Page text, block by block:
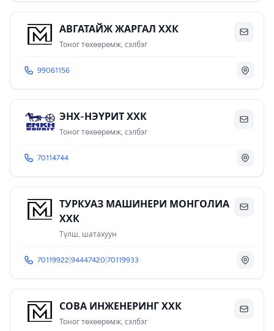
АВГАТАЙЖ ЖАРГАЛ ХХК
Тоног төхөөрөмж, сэлбэг
99061156
ЭНХ-НЭҮРИТ ХХК
Тоног төхөөрөмж, сэлбэг
70114744
ТУРКУАЗ МАШИНЕРИ МОНГОЛИА
ХХК
Түлш, шатахуун
70119922 94447420 70119933
СОВА ИНЖЕНЕРИНГ ХХК
Тоног төхөөрөмж, сэлбэг